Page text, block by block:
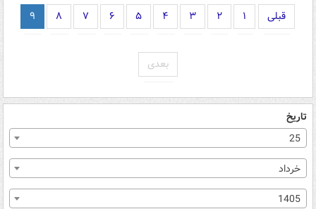
قبلی ۱ ۲ ۳ ۴ ۵ ۶ ۷ ۸ ۹
بعدی
تاریخ
25
خرداد
1405